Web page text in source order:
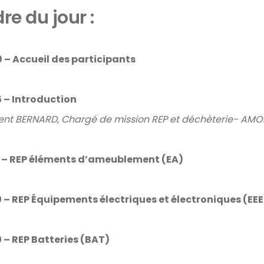
du jour :
– Accueil des participants
– Introduction
BERNARD, Chargé de mission REP et déchèterie-
– REP éléments d’ameublement (EA)
– REP Équipements électriques et électroniques
– REP Batteries (BAT)